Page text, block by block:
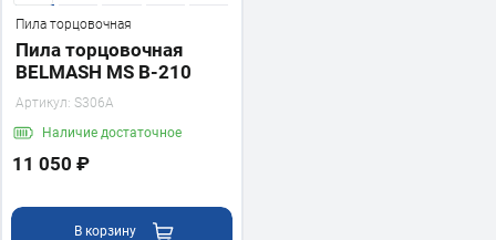
Пила торцовочная
Пила торцовочная
BELMASH MS B-210
Артикул: S306A
Наличие достаточное
11 050 ₽
В корзину